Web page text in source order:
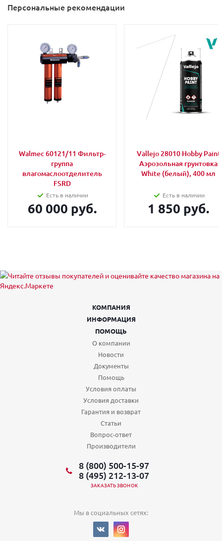
Персональные рекомендации
Walmec 60121/11 Фильтр-
группа
влагомаслоотделитель
FSRD
Есть в наличии
60 000 руб.
Vallejo 28010 Hobby Paint
Аэрозольная грунтовка
White (белый), 400 мл
Есть в наличии
1 850 руб.
КОМПАНИЯ
ИНФОРМАЦИЯ
ПОМОЩЬ
О компании
Новости
Документы
Помощь
Условия оплаты
Условия доставки
Гарантия и возврат
Статьи
Вопрос-ответ
Производители
8 (800) 500-15-97
8 (495) 212-13-07
ЗАКАЗАТЬ ЗВОНОК
Мы в социальных сетях: